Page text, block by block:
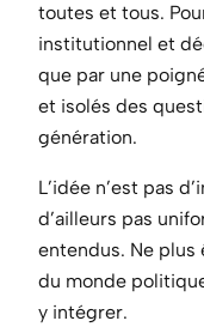
toutes et tous.
institutionnel et
que par une
et isolés des
génération.
L’idée n’est pas
d’ailleurs pas
entendus. Ne plus
du monde
y intégrer.